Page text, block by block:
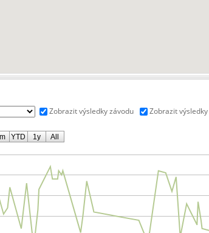
Zobrazit výsledky závodu
Zobrazit
YTD 1y All